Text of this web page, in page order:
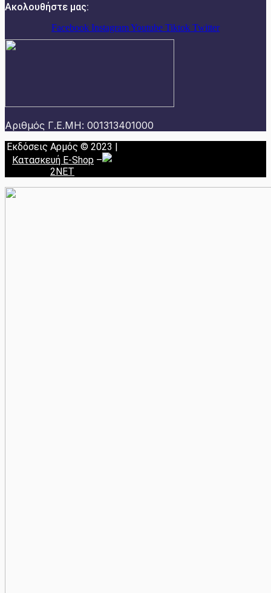
Ακολουθήστε μας:
Facebook InstagramYoutube Tiktok Twitter
Αριθμός Γ.Ε.ΜΗ: 001313401000
Εκδόσεις Αρμός © 2023 |
Κατασκευή E-Shop –
2NET